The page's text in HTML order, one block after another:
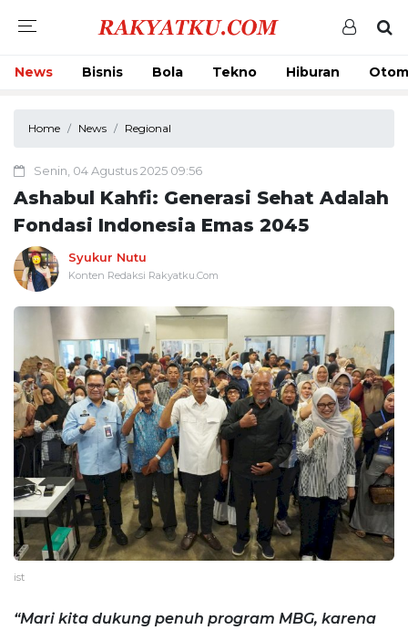
News Bisnis Bola Tekno Hiburan
Home News Regional
Senin, 04 Agustus 2025 09:56
Ashabul Kahfi: Generasi Sehat Adalah
Fondasi Indonesia Emas 2045
Syukur Nutu
Konten Redaksi Rakyatku.Com
ist
“Mari kita dukung penuh program MBG, karena